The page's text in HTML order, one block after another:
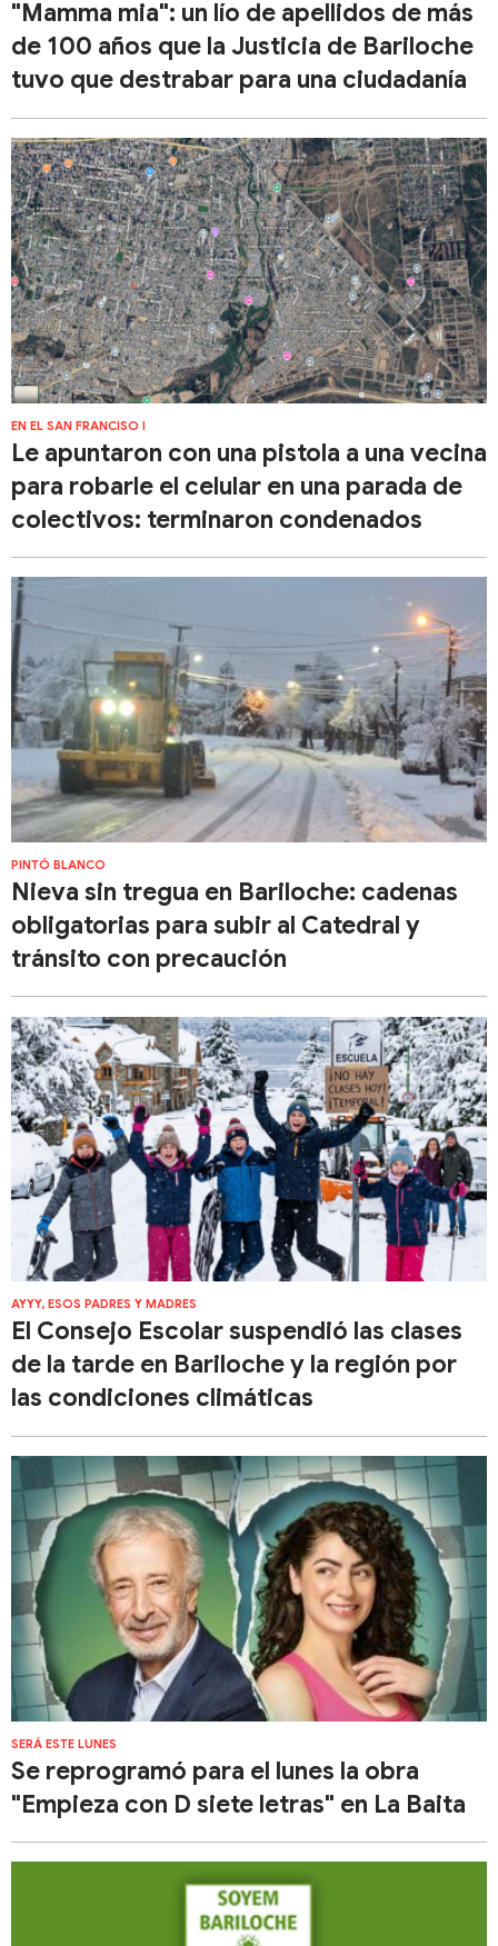
"Mamma mia": un lío de apellidos de más
de 100 años que la Justicia de Bariloche
tuvo que destrabar para una ciudadanía
EN EL SAN FRANCISO I
Le apuntaron con una pistola a una vecina
para robarle el celular en una parada de
colectivos: terminaron condenados
PINTÓ BLANCO
Nieva sin tregua en Bariloche: cadenas
obligatorias para subir al Catedral y
tránsito con precaución
AYYY, ESOS PADRES Y MADRES
El Consejo Escolar suspendió las clases
de la tarde en Bariloche y la región por
las condiciones climáticas
SERÁ ESTE LUNES
Se reprogramó para el lunes la obra
"Empieza con D siete letras" en La Baita